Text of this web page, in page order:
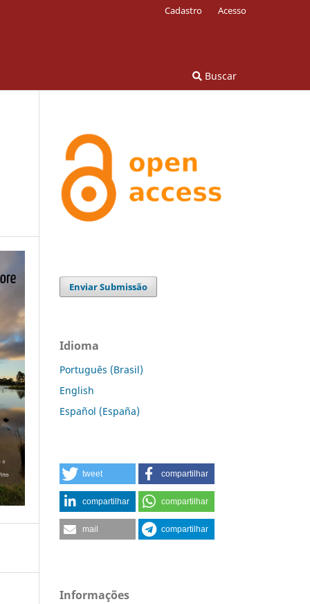
Buscar
Cadastro Acesso
Enviar Submissão
Idioma
Português (Brasil)
English
Español (España)
tweet compartilhar
compartilhar compartilhar
mail compartilhar
Informações